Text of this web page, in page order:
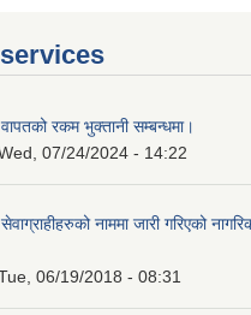
रकम भुक्तानी सम्बन्धमा।
07/24/2024 - 14:22
नाममा जारी गरिएको
06/19/2018 - 08:31